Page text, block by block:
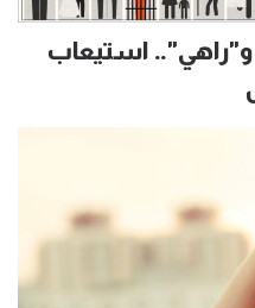
و"راهي".. استيعاب